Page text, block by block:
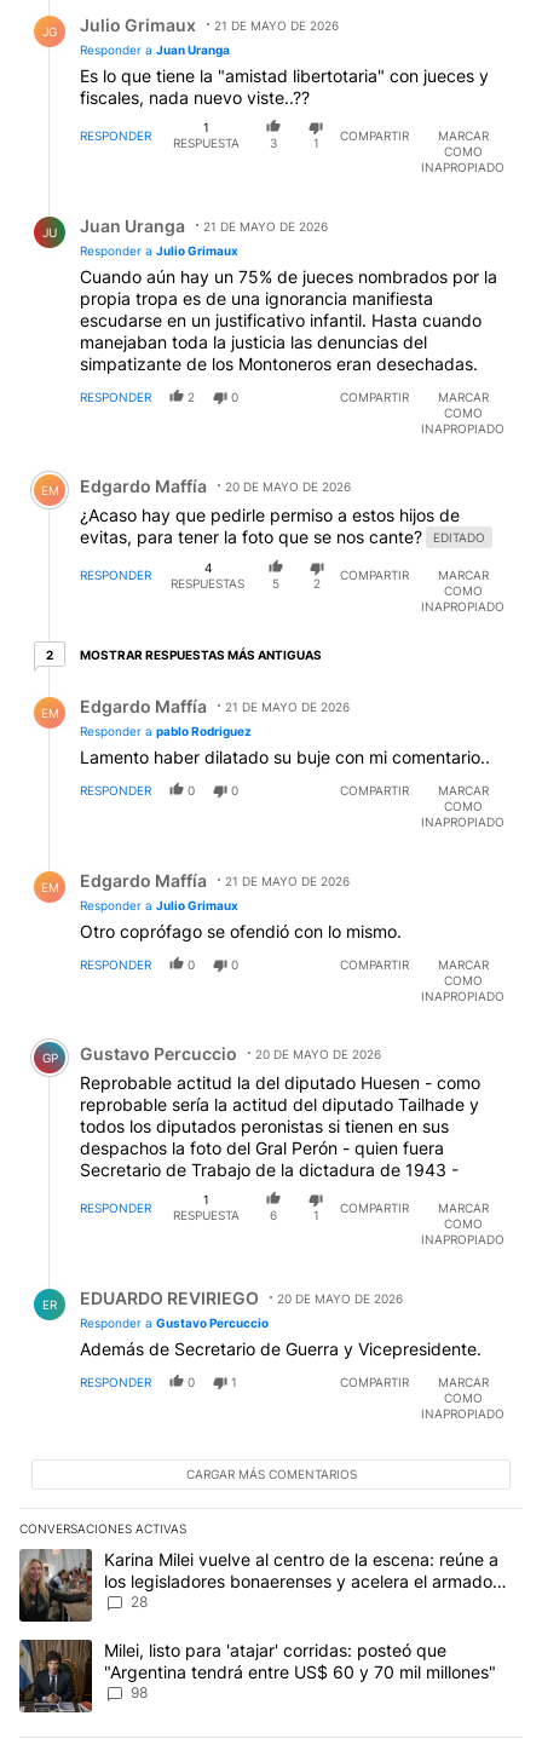
JG Julio Grimaux
21 DE MAYO DE 2026
Responder a Juan Uranga
Es lo que tiene la "amistad libertotaria" con jueces y
fiscales, nada nuevo viste..??
RESPONDER
1
RESPUESTA
3 1
COMPARTIR
MARCAR
COMO
INAPROPIADO
JU Juan Uranga
21 DE MAYO DE 2026
Responder a Julio Grimaux
Cuando aún hay un 75% de jueces nombrados por la
propia tropa es de una ignorancia manifiesta
escudarse en un justificativo infantil. Hasta cuando
manejaban toda la justicia las denuncias del
simpatizante de los Montoneros eran desechadas.
RESPONDER 2 0 COMPARTIR
MARCAR
COMO
INAPROPIADO
Comentario de Edgardo Maffía.
EM Edgardo Maffía 20 DE MAYO DE 2026
¿Acaso hay que pedirle permiso a estos hijos de
evitas, para tener la foto que se nos cante?
EDITADO
RESPONDER
4
RESPUESTAS
5 2
COMPARTIR
MARCAR
COMO
INAPROPIADO
22 respuestas más antiguas
MOSTRAR RESPUESTAS MÁS ANTIGUAS
EM Edgardo Maffía
21 DE MAYO DE 2026
Responder a pablo Rodriguez
Lamento haber dilatado su buje con mi comentario..
RESPONDER 0 0 COMPARTIR
MARCAR
COMO
INAPROPIADO
EM Edgardo Maffía
21 DE MAYO DE 2026
Responder a Julio Grimaux
Otro coprófago se ofendió con lo mismo.
RESPONDER 0 0 COMPARTIR
MARCAR
COMO
INAPROPIADO
Comentario de Gustavo Percuccio.
GP Gustavo Percuccio 20 DE MAYO DE 2026
Reprobable actitud la del diputado Huesen - como
reprobable sería la actitud del diputado Tailhade y
todos los diputados peronistas si tienen en sus
despachos la foto del Gral Perón - quien fuera
Secretario de Trabajo de la dictadura de 1943 -
RESPONDER
1
RESPUESTA
6 1
COMPARTIR
MARCAR
COMO
INAPROPIADO
ER EDUARDO REVIRIEGO
20 DE MAYO DE 2026
Responder a Gustavo Percuccio
Además de Secretario de Guerra y Vicepresidente.
RESPONDER 0 1 COMPARTIR
MARCAR
COMO
INAPROPIADO
CARGAR MÁS COMENTARIOS
CONVERSACIONES ACTIVAS
Este listado muestra los artículos con más comentarios en los
Un artículo de tendencia con el título "Karina Milei vuelve al
Karina Milei vuelve al centro de la escena: reúne a
los legisladores bonaerenses y acelera el armado
para 2027
28
Un artículo de tendencia con el título "Milei, listo para 'atajar'
Milei, listo para 'atajar' corridas: posteó que
"Argentina tendrá entre US$ 60 y 70 mil millones"
98